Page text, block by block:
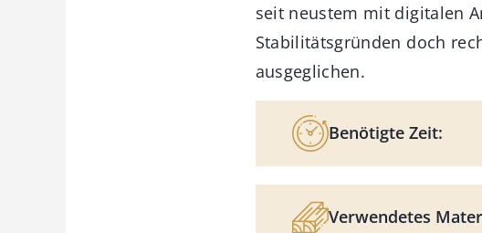
seit neustem mit digitalen
Stabilitätsgründen doch
ausgeglichen.
Benötigte Zeit:
Verwendetes